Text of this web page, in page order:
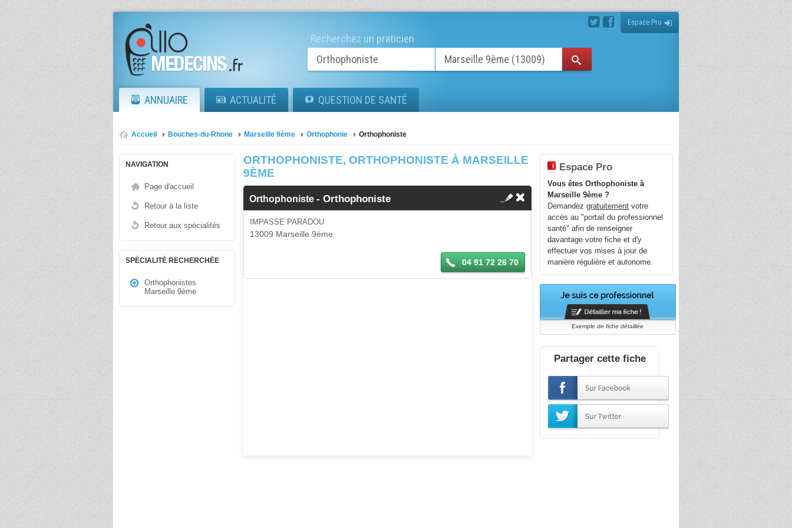
Espace Pro
Recherchez un praticien
ANNUAIRE ACTUALITÉ QUESTION DE SANTÉ
Accueil Bouches-du-Rhone Marseille 9ème Orthophonie Orthophoniste
NAVIGATION
Page d'accueil
Retour à la liste
Retour aux spécialités
SPÉCIALITÉ RECHERCHÉE
Orthophonistes
Marseille 9ème
ORTHOPHONISTE, ORTHOPHONISTE À MARSEILLE
9ÈME
Orthophoniste-Orthophoniste
IMPASSE PARADOU
13009 Marseille 9ème
04 91 72 26 70
Espace Pro
Vous êtes Orthophoniste à
Marseille 9ème ?
Demandezgratuitement votre
accès au "portail du professionnel
santé" afin de renseigner
davantage votre fiche et d'y
effectuer vos mises à jour de
manière régulière et autonome.
Exemple de fiche détaillée
Partager cette fiche